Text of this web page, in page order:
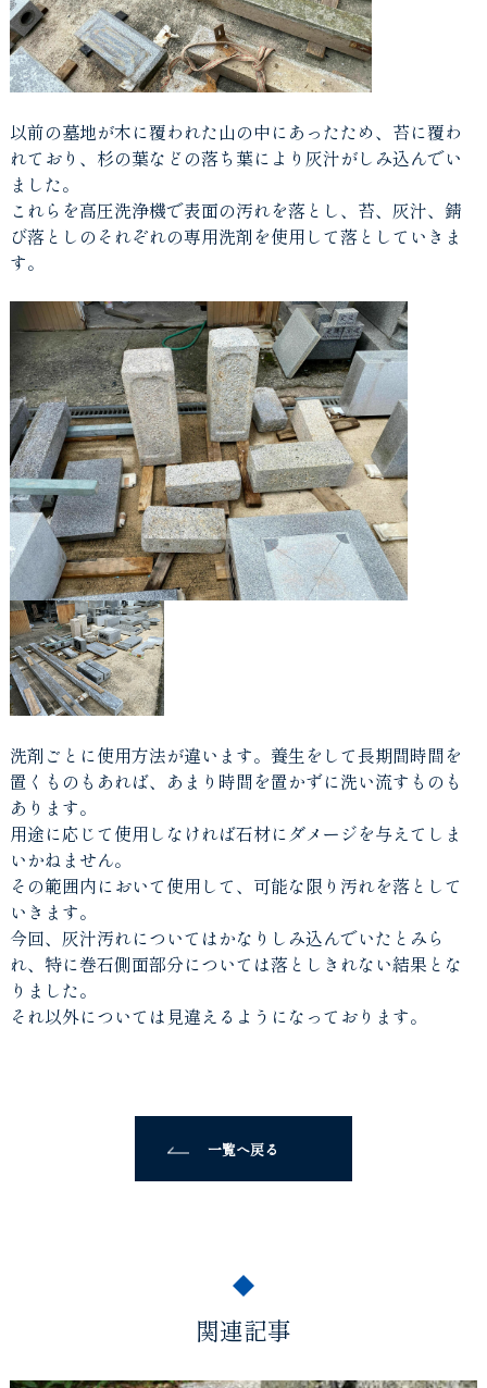
以前の墓地が木に覆われた山の中にあったため、苔に覆わ
れており、杉の葉などの落ち葉により灰汁がしみ込んでい
ました。
これらを高圧洗浄機で表面の汚れを落とし、苔、灰汁、錆
び落としのそれぞれの専用洗剤を使用して落としていきま
す。
洗剤ごとに使用方法が違います。養生をして長期間時間を
置くものもあれば、あまり時間を置かずに洗い流すものも
あります。
用途に応じて使用しなければ石材にダメージを与えてしま
いかねません。
その範囲内において使用して、可能な限り汚れを落として
いきます。
今回、灰汁汚れについてはかなりしみ込んでいたとみら
れ、特に巻石側面部分については落としきれない結果とな
りました。
それ以外については見違えるようになっております。
一覧へ戻る
関連記事